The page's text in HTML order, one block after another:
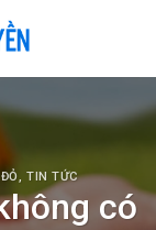
, TIN TỨC
có